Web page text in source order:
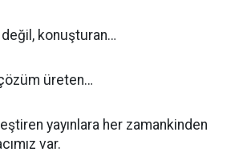
konuşturan…
üreten…
yayınlara her zamankinden
var.